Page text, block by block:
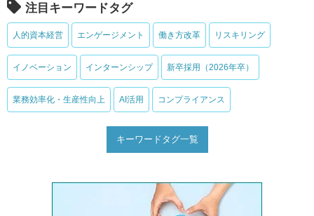
注目キーワードタグ
人的資本経営 エンゲージメント 働き方改革 リスキリング
イノベーション インターンシップ 新卒採用（2026年卒）
業務効率化・生産性向上 AI活用 コンプライアンス
キーワードタグ一覧